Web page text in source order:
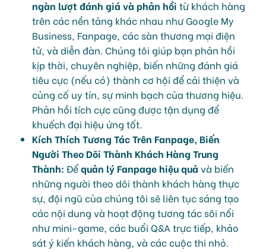
ngàn lượt đánh giá và phản hồi từ khách hàng
trên các nền tảng khác nhau như Google My
Business, Fanpage, các sàn thương mại điện
tử, và diễn đàn. Chúng tôi giúp bạn phản hồi
kịp thời, chuyên nghiệp, biến những đánh giá
tiêu cực (nếu có) thành cơ hội để cải thiện và
củng cố uy tín, sự minh bạch của thương hiệu.
Phản hồi tích cực cũng được tận dụng để
khuếch đại hiệu ứng tốt.
Kích Thích Tương Tác Trên Fanpage, Biến
Người Theo Dõi Thành Khách Hàng Trung
Thành: Đểquản lý Fanpage hiệu quả và biến
những người theo dõi thành khách hàng thực
sự, đội ngũ của chúng tôi sẽ liên tục sáng tạo
các nội dung và hoạt động tương tác sôi nổi
như mini-game, các buổi Q&A trực tiếp, khảo
sát ý kiến khách hàng, và các cuộc thi nhỏ.